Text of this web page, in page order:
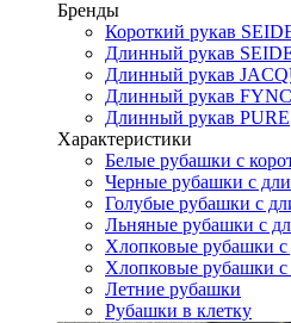
Бренды
Короткий рукав
Длинный рукав
Длинный рукав
Длинный рукав
Длинный рукав PURE
Характеристики
Белые рубашки с
Черные рубашки с
Голубые рубашки с
Льняные рубашки с
Хлопковые рубашки
Хлопковые рубашки с
Летние рубашки
Рубашки в клетку